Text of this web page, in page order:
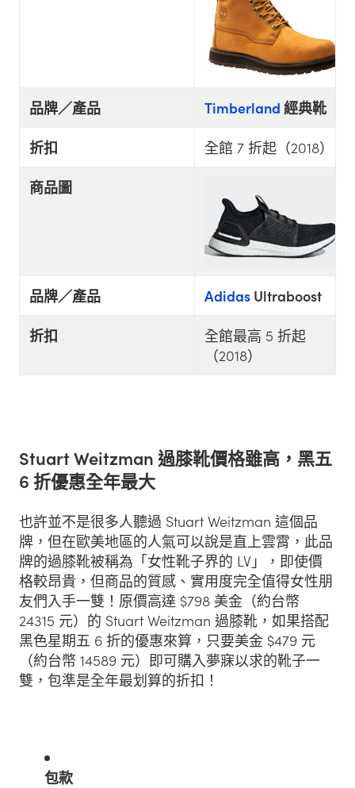
品牌／產品 Timberland 經典靴
折扣
全館 7 折起（2018）
商品圖
品牌／產品 Adidas Ultraboost
折扣
全館最高 5 折起
（2018）
Stuart Weitzman 過膝靴價格雖高，黑五
6 折優惠全年最大
也許並不是很多人聽過 Stuart Weitzman 這個品
牌，但在歐美地區的人氣可以說是直上雲霄，此品
牌的過膝靴被稱為「女性靴子界的 LV」，即使價
格較昂貴，但商品的質感、實用度完全值得女性朋
友們入手一雙！原價高達 $798 美金（約台幣
24315 元）的 Stuart Weitzman 過膝靴，如果搭配
黑色星期五 6 折的優惠來算，只要美金 $479 元
（約台幣 14589 元）即可購入夢寐以求的靴子一
雙，包準是全年最划算的折扣！
包款